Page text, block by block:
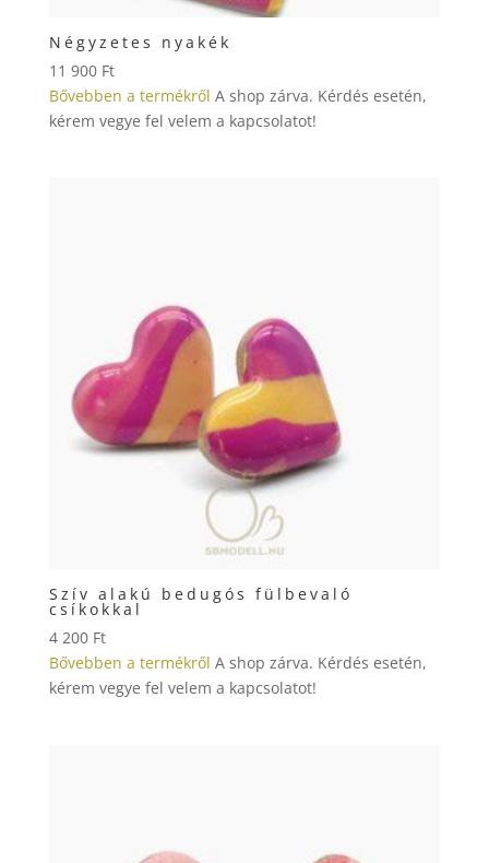
Négyzetes nyakék
11 900 Ft
Bővebben a termékről A shop zárva. Kérdés esetén,
kérem vegye fel velem a kapcsolatot!
Szív alakú bedugós fülbevaló
csíkokkal
4 200 Ft
Bővebben a termékről A shop zárva. Kérdés esetén,
kérem vegye fel velem a kapcsolatot!